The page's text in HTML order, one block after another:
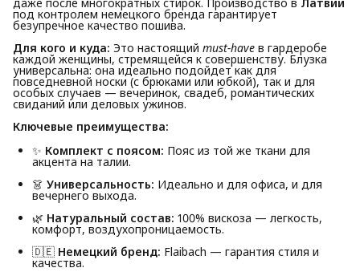
под контролем немецкого бренда гарантирует
безупречное качество пошива.
Для кого и куда: Это настоящий must-have в гардеробе
каждой женщины, стремящейся к совершенству. Блузка
универсальна: она идеально подойдет как для
повседневной носки (с брюками или юбкой), так и для
особых случаев — вечеринок, свадеб, романтических
свиданий или деловых ужинов.
Ключевые преимущества:
✨ Комплект с поясом: Пояс из той же ткани для
акцента на талии.
👗 Универсальность: Идеально и для офиса, и для
вечернего выхода.
🌿 Натуральный состав: 100% вискоза — легкость,
комфорт, воздухопроницаемость.
🇩🇪 Немецкий бренд: Flaibach — гарантия стиля и
качества.